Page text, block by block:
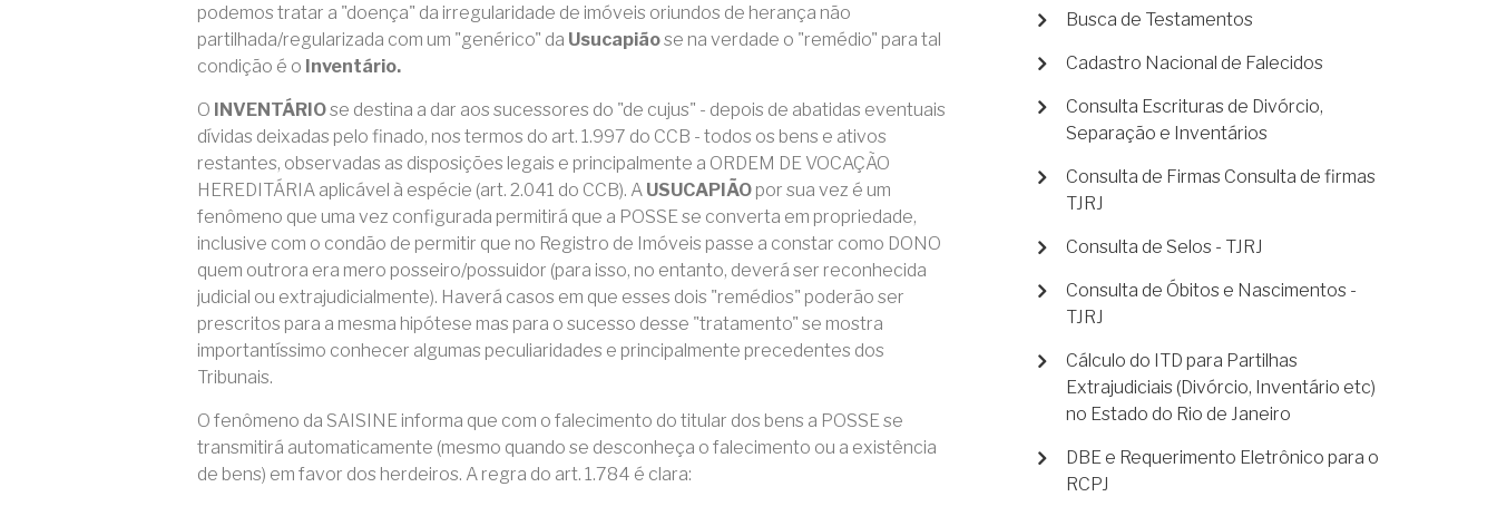
podemos tratar a "doença" da irregularidade de imóveis oriundos de herança não
partilhada/regularizada com um "genérico" da Usucapiãose na verdade o "remédio" para tal
condição é o Inventário.
O INVENTÁRIOse destina a dar aos sucessores do "de cujus" - depois de abatidas eventuais
dívidas deixadas pelo finado, nos termos do art. 1.997 do CCB - todos os bens e ativos
restantes, observadas as disposições legais e principalmente a ORDEM DE VOCAÇÃO
HEREDITÁRIA aplicável à espécie (art. 2.041 do CCB). A USUCAPIÃO por sua vez é um
fenômeno que uma vez configurada permitirá que a POSSE se converta em propriedade,
inclusive com o condão de permitir que no Registro de Imóveis passe a constar como DONO
quem outrora era mero posseiro/possuidor (para isso, no entanto, deverá ser reconhecida
judicial ou extrajudicialmente). Haverá casos em que esses dois "remédios" poderão ser
prescritos para a mesma hipótese mas para o sucesso desse "tratamento" se mostra
importantíssimo conhecer algumas peculiaridades e principalmente precedentes dos
Tribunais.
O fenômeno da SAISINE informa que com o falecimento do titular dos bens a POSSE se
transmitirá automaticamente (mesmo quando se desconheça o falecimento ou a existência
de bens) em favor dos herdeiros. A regra do art. 1.784 é clara:
Busca de Testamentos
Cadastro Nacional de Falecidos
Consulta Escrituras de Divórcio,
Separação e Inventários
Consulta de Firmas Consulta de firmas
TJRJ
Consulta de Selos - TJRJ
Consulta de Óbitos e Nascimentos -
TJRJ
Cálculo do ITD para Partilhas
Extrajudiciais (Divórcio, Inventário etc)
no Estado do Rio de Janeiro
DBE e Requerimento Eletrônico para o
RCPJ